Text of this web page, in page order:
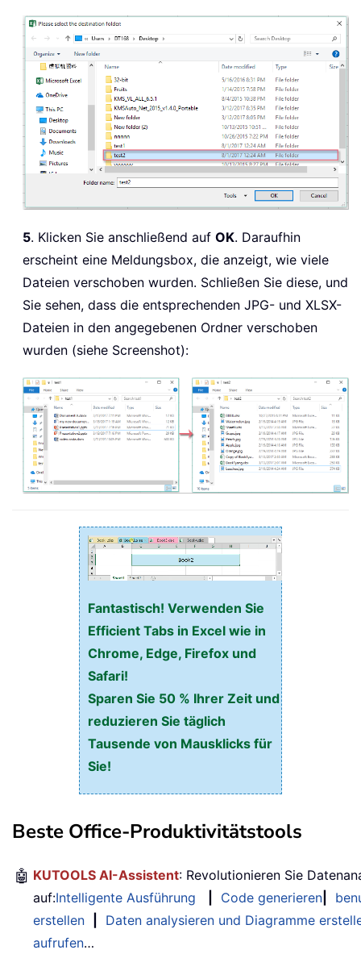
5. Klicken Sie anschließend auf OK. Daraufhin
erscheint eine Meldungsbox, die anzeigt, wie viele
Dateien verschoben wurden. Schließen Sie diese, und
Sie sehen, dass die entsprechenden JPG- und XLSX-
Dateien in den angegebenen Ordner verschoben
wurden (siehe Screenshot):
Fantastisch! Verwenden Sie
Efficient Tabs in Excel wie in
Chrome, Edge, Firefox und
Safari!
Sparen Sie 50 % Ihrer Zeit und
reduzieren Sie täglich
Tausende von Mausklicks für
Sie!
Beste Office-Produktivitätstools
🤖 KUTOOLS AI-Assistent: Revolutionieren Sie
auf:Intelligente Ausführung Code generieren
erstellen
Daten analysieren und Diagramme
aufrufen…